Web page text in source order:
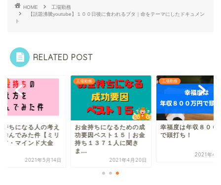
HOME
工場勤務
【話題沸騰youtube】１００日後に食われるブタ｜命をテーマにしたドキュメン
ト
RELATED POST
持ちになる人の考え
学んでみた件【ミリ
ア・マインド大金
2021年5月14日
工場勤務
お金持ちになるための成
功要因ベスト１５｜お金
持ち１３７１人に聞き
ま...
2021年4月20日
工場勤務
幸福度は年収８００
で頭打ち！
2021年4